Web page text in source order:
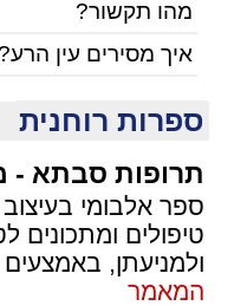
מהו תקשור?
איך מסירים עין הרע?
ספרות רוחנית
תרופות סבתא -
ספר אלבומי
טיפולים ומתכונים
ולמניעתן, באמצעים
המאמר